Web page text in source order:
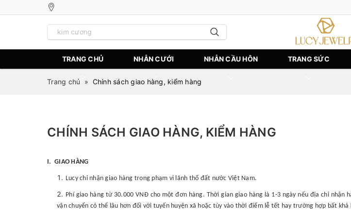
TRANG CHỦ NHẪN CƯỚI NHẪN CẦU HÔN TRANG SỨC
Trang chủ » Chính sách giao hàng, kiểm hàng
CHÍNH SÁCH GIAO HÀNG, KIỂM HÀNG
I. GIAO HÀNG
Lucy chỉ nhận giao hàng trong phạm vi lãnh thổ đất nước Việt Nam.
Phí giao hàng từ 30.000 VNĐ cho một đơn hàng. Thời gian giao hàng là 1-3 ngày nếu địa chỉ
vận chuyển có thể lâu hơn đối với tuyến huyện xã hoặc tùy vào thời điểm lễ tết hay trường hợp bất khả